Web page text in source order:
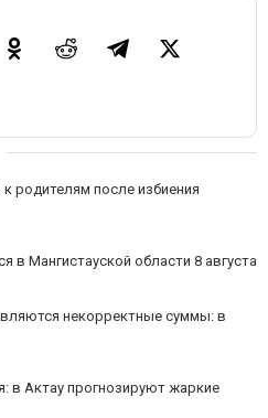
родителям после избиения
в Мангистауской области 8 августа
некорректные суммы: в
в Актау прогнозируют жаркие